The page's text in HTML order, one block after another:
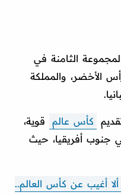
الثامنة في
الأخضر، والمملكة
كأس عالم
قوية،
إنجاز نسخة عام 2010 في جنوب أفريقيا، حيث
أغيب عن كأس العالم..